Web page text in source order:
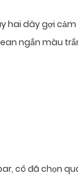
hai dây gợi
ngắn màu
cô đã chọn